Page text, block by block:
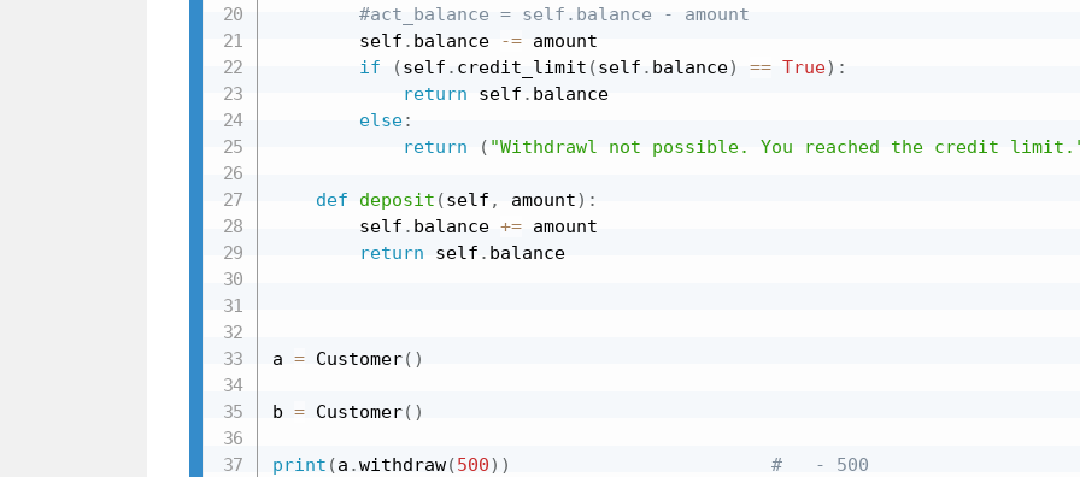
#act_balance = self.balance - amount
        self
. balance -= amount
if
(self . credit_limit (self . balance) == True) :
return self . balance
else:
return
( "Withdrawl not possible. You reached the credit
def deposit (self , amount) :
        self
. balance += amount
return self . balance
a = Customer( )
b = Customer( )
print (a .withdraw(500) )
#   - 500